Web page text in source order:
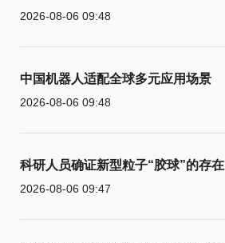
2026-08-06 09:48
中国机器人适配全球多元应用场景
2026-08-06 09:48
科研人员确证新型粒子“胶球”的存在
2026-08-06 09:47